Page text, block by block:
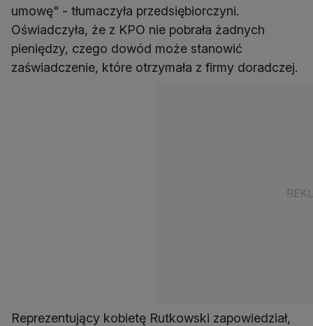
umowę" - tłumaczyła przedsiębiorczyni.
Oświadczyła, że z KPO nie pobrała żadnych
pieniędzy, czego dowód może stanowić
zaświadczenie, które otrzymała z firmy doradczej.
Reprezentujący kobietę Rutkowski zapowiedział,